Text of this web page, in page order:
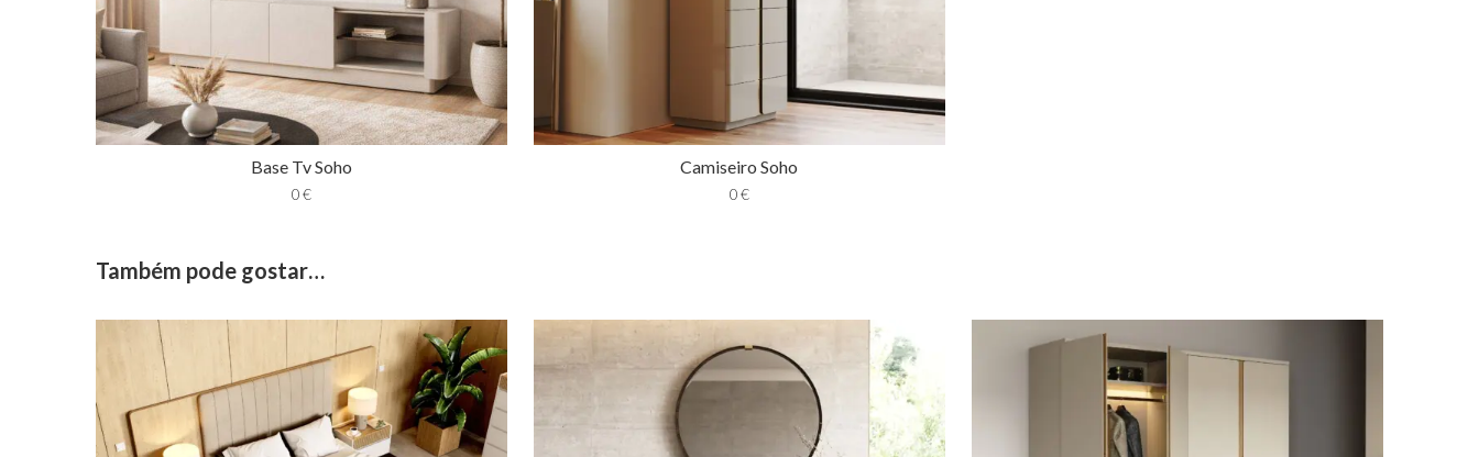
Base Tv Soho
0€
Camiseiro Soho
0€
Também pode gostar…